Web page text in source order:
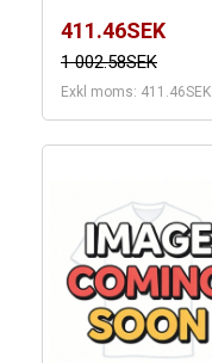
411.46SEK
1 002.58SEK
Exkl moms: 411.46SEK